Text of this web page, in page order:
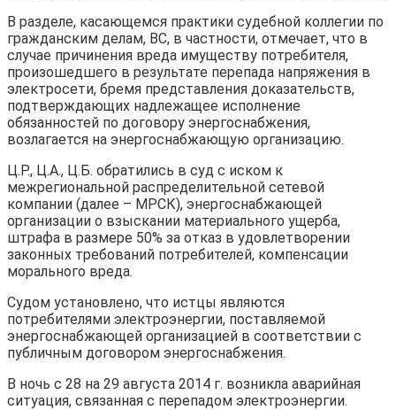
В разделе, касающемся практики судебной коллегии по
гражданским делам, ВС, в частности, отмечает, что в
случае причинения вреда имуществу потребителя,
произошедшего в результате перепада напряжения в
электросети, бремя представления доказательств,
подтверждающих надлежащее исполнение
обязанностей по договору энергоснабжения,
возлагается на энергоснабжающую организацию.
Ц.Р., Ц.А., Ц.Б. обратились в суд с иском к
межрегиональной распределительной сетевой
компании (далее – МРСК), энергоснабжающей
организации о взыскании материального ущерба,
штрафа в размере 50% за отказ в удовлетворении
законных требований потребителей, компенсации
морального вреда.
Судом установлено, что истцы являются
потребителями электроэнергии, поставляемой
энергоснабжающей организацией в соответствии с
публичным договором энергоснабжения.
В ночь с 28 на 29 августа 2014 г. возникла аварийная
ситуация, связанная с перепадом электроэнергии.